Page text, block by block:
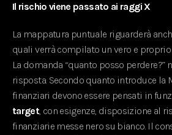
Il rischio viene passato ai raggi X
La mappatura puntuale riguarderà
quali verrà compilato un vero e proprio
La domanda “quanto posso perdere?”
risposta. Secondo quanto introduce
finanziari devono essere pensati in
target, con esigenze, disposizione al
finanziarie messe nero su bianco. Il